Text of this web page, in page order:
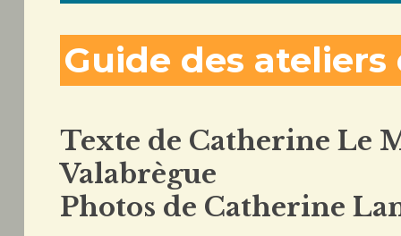
Guide des ateliers
Texte de Catherine Le
Valabrègue
Photos de Catherine